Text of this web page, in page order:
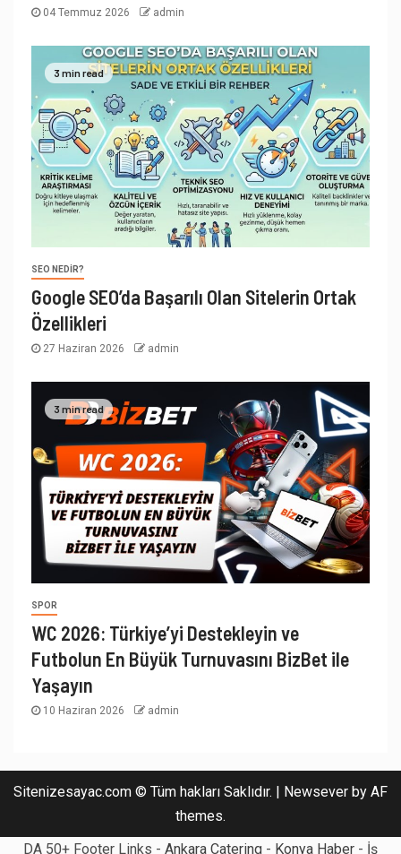
04 Temmuz 2026 admin
3 min read
SEO NEDIR?
Google SEO’da Başarılı Olan Sitelerin Ortak
Özellikleri
27 Haziran 2026 admin
3 min read
SPOR
WC 2026: Türkiye’yi Destekleyin ve
Futbolun En Büyük Turnuvasını BizBet ile
Yaşayın
10 Haziran 2026 admin
Sitenizesayac.com © Tüm hakları Saklıdır. | Newsever by AF
themes.
DA 50+ Footer Links - Ankara Catering - Konya Haber - İş